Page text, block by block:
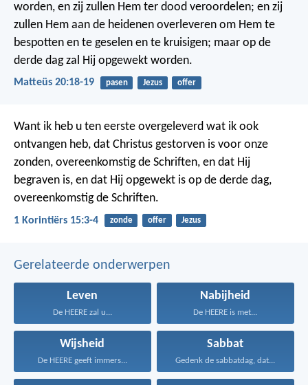
worden, en zij zullen Hem ter dood veroordelen; en zij
zullen Hem aan de heidenen overleveren om Hem te
bespotten en te geselen en te kruisigen; maar op de
derde dag zal Hij opgewekt worden.
Matteüs 20:18-19 pasen Jezus offer
Want ik heb u ten eerste overgeleverd wat ik ook
ontvangen heb, dat Christus gestorven is voor onze
zonden, overeenkomstig de Schriften, en dat Hij
begraven is, en dat Hij opgewekt is op de derde dag,
overeenkomstig de Schriften.
1 Korintiërs 15:3-4 zonde offer Jezus
Gerelateerde onderwerpen
Leven
De HEERE zal u...
Nabijheid
De HEERE is met...
Wijsheid
De HEERE geeft immers...
Sabbat
Gedenk de sabbatdag, dat...